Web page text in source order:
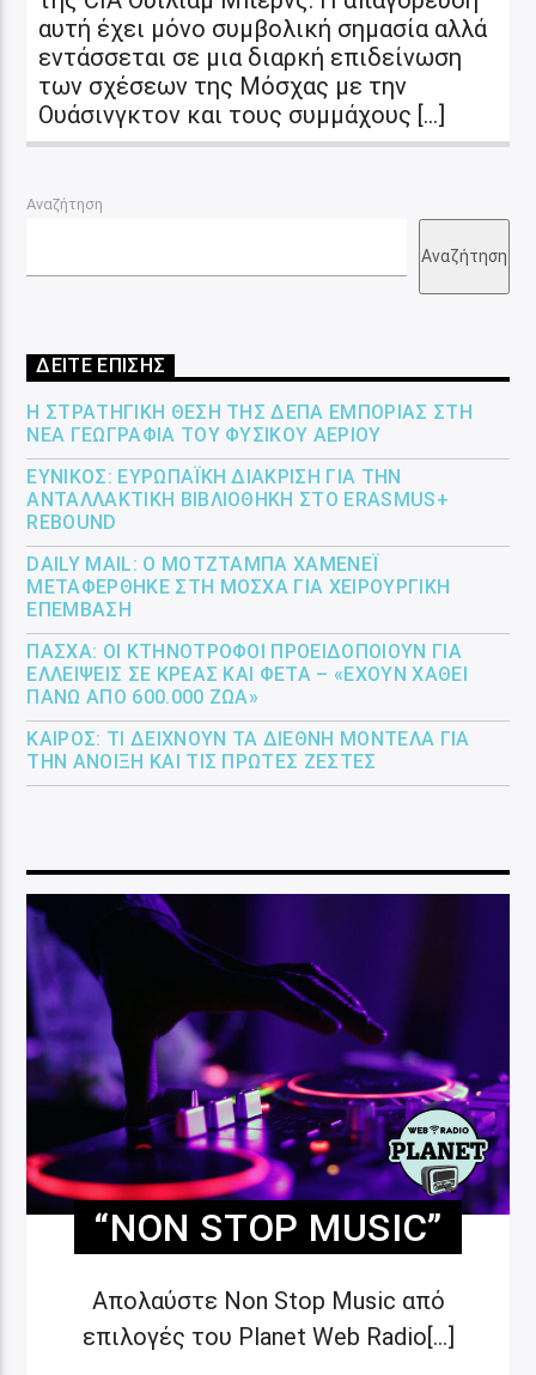
αυτή έχει μόνο συμβολική σημασία αλλά
εντάσσεται σε μια διαρκή επιδείνωση
των σχέσεων της Μόσχας με την
Ουάσινγκτον και τους συμμάχους […]
Αναζήτηση
Αναζήτηση
ΔΕΙΤΕ ΕΠΙΣΗΣ
Η ΣΤΡΑΤΗΓΙΚΉ ΘΈΣΗ ΤΗΣ ΔΕΠΑ ΕΜΠΟΡΊΑΣ ΣΤΗ
ΝΈΑ ΓΕΩΓΡΑΦΊΑ ΤΟΥ ΦΥΣΙΚΟΎ ΑΕΡΊΟΥ
ΕΎΝΙΚΟΣ: ΕΥΡΩΠΑΪΚΉ ΔΙΆΚΡΙΣΗ ΓΙΑ ΤΗΝ
ΑΝΤΑΛΛΑΚΤΙΚΉ ΒΙΒΛΙΟΘΉΚΗ ΣΤΟ ERASMUS+
REBOUND
DAILY MAIL: Ο ΜΟΤΖΤΆΜΠΑ ΧΑΜΕΝΕΪ́
ΜΕΤΑΦΈΡΘΗΚΕ ΣΤΗ ΜΌΣΧΑ ΓΙΑ ΧΕΙΡΟΥΡΓΙΚΉ
ΕΠΈΜΒΑΣΗ
ΠΆΣΧΑ: ΟΙ ΚΤΗΝΟΤΡΌΦΟΙ ΠΡΟΕΙΔΟΠΟΙΟΎΝ ΓΙΑ
ΕΛΛΕΊΨΕΙΣ ΣΕ ΚΡΈΑΣ ΚΑΙ ΦΈΤΑ – «ΈΧΟΥΝ ΧΑΘΕΊ
ΠΆΝΩ ΑΠΌ 600.000 ΖΏΑ»
ΚΑΙΡΌΣ: ΤΙ ΔΕΊΧΝΟΥΝ ΤΑ ΔΙΕΘΝΉ ΜΟΝΤΈΛΑ ΓΙΑ
ΤΗΝ ΆΝΟΙΞΗ ΚΑΙ ΤΙΣ ΠΡΏΤΕΣ ΖΈΣΤΕΣ
“NON STOP MUSIC”
Απολαύστε Non Stop Music από
επιλογές του Planet Web Radio[...]